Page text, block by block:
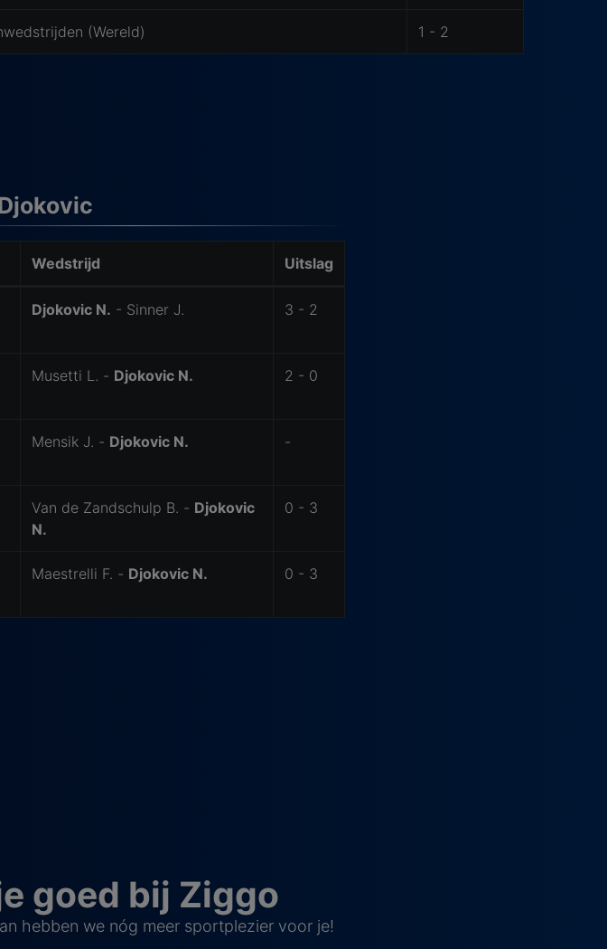
(Wereld) 1 - 2
Wedstrijd Uitslag
Djokovic N. - Sinner J. 3 - 2
Musetti L. - Djokovic N. 2 - 0
Mensik J. - Djokovic N. -
Van de Zandschulp B. - Djokovic
N.
0 - 3
Maestrelli F. - Djokovic N. 0 - 3
goed bij Ziggo
hebben we nóg meer sportplezier voor je!